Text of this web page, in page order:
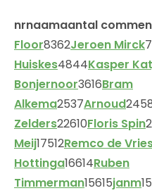
nrnaamaantal
Floor8362Jeroen Mirck
Huiskes4844Kasper
Bonjernoor3616Bram
Alkema2537Arnoud
Zelders22610Floris Spin
Meij17512Remco de
Hottinga16614Ruben
Timmerman15615janm